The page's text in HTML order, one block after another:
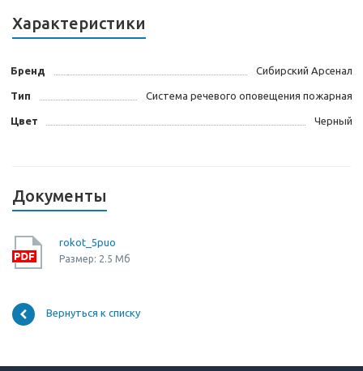
Характеристики
Бренд Сибирский Арсенал
Тип Система речевого оповещения пожарная
Цвет Черный
Документы
rokot_5puo
Размер: 2.5 Мб
Вернуться к списку